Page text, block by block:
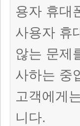
용자 휴대
사용자 휴
않는 문제
사하는 중
고객에게
니다.